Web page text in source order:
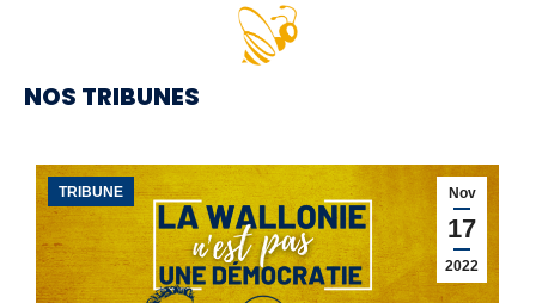
NOS TRIBUNES
Nov
17
2022
TRIBUNE